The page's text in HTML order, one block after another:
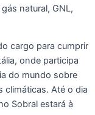
natural, GNL,
cargo para cumprir
onde participa
do mundo sobre
climáticas. Até o dia
Sobral estará à